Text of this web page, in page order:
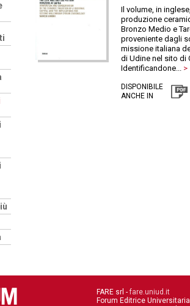
Il volume, in
produzione
Bronzo Medio e
proveniente dagli
missione italiana
di Udine nel sito di
Identificandone... >
DISPONIBILE
ANCHE IN
FARE srl - fare.uniud.it
Forum Editrice